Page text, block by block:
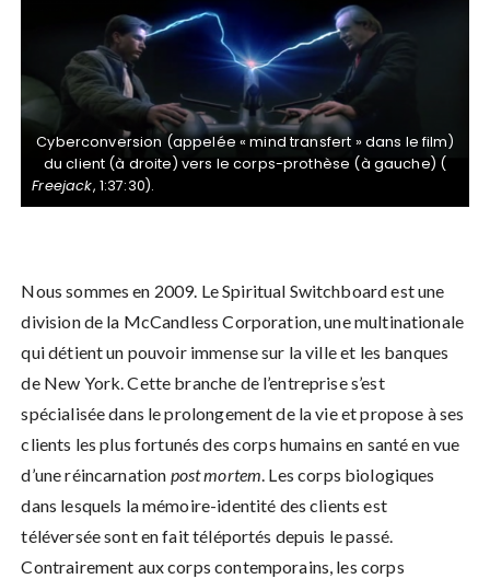
Cyberconversion (appelée « mind transfert » dans le film)
du client (à droite) vers le corps-prothèse (à gauche) (
Freejack, 1:37:30).
Nous sommes en 2009. Le Spiritual Switchboard est une
division de la McCandless Corporation, une multinationale
qui détient un pouvoir immense sur la ville et les banques
de New York. Cette branche de l’entreprise s’est
spécialisée dans le prolongement de la vie et propose à ses
clients les plus fortunés des corps humains en santé en vue
d’une réincarnation post mortem. Les corps biologiques
dans lesquels la mémoire-identité des clients est
téléversée sont en fait téléportés depuis le passé.
Contrairement aux corps contemporains, les corps